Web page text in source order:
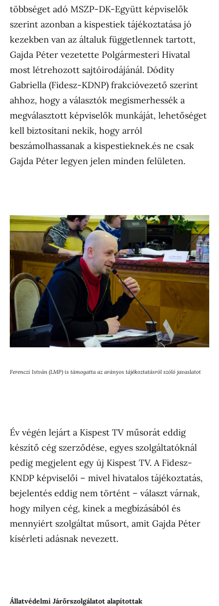
többséget adó MSZP-DK-Együtt képviselők
szerint azonban a kispestiek tájékoztatása jó
kezekben van az általuk függetlennek tartott,
Gajda Péter vezetette Polgármesteri Hivatal
most létrehozott sajtóirodájánál. Dódity
Gabriella (Fidesz-KDNP) frakcióvezető szerint
ahhoz, hogy a választók megismerhessék a
megválasztott képviselők munkáját, lehetőséget
kell biztosítani nekik, hogy arról
beszámolhassanak a kispestieknek.és ne csak
Gajda Péter legyen jelen minden felületen.
Ferenczi István (LMP) is támogatta az arányos tájékoztatásról szóló javaslatot
Év végén lejárt a Kispest TV műsorát eddig
készítő cég szerződése, egyes szolgáltatóknál
pedig megjelent egy új Kispest TV. A Fidesz-
KNDP képviselői – mivel hivatalos tájékoztatás,
bejelentés eddig nem történt – választ várnak,
hogy milyen cég, kinek a megbízásából és
mennyiért szolgáltat műsort, amit Gajda Péter
kísérleti adásnak nevezett.
Állatvédelmi Járőrszolgálatot alapítottak